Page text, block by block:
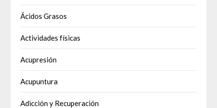
Ácidos Grasos
Actividades físicas
Acupresión
Acupuntura
Adicción y Recuperación